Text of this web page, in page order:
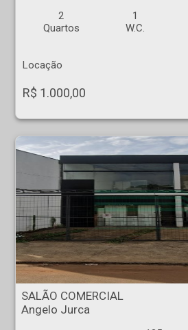
2
Quartos
1
W.C.
Locação
R$ 1.000,00
SALÃO COMERCIAL - Angelo Jurca - Ribeirão Preto
SALÃO COMERCIAL
Angelo Jurca